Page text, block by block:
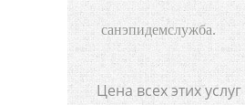
санэпидемслужба.
Цена всех этих услуг